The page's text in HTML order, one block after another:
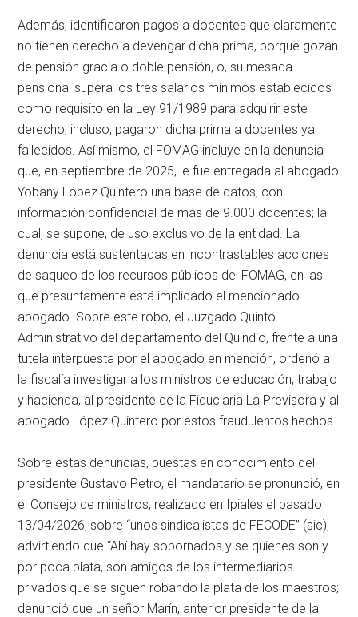
Además, identificaron pagos a docentes que claramente
no tienen derecho a devengar dicha prima, porque gozan
de pensión gracia o doble pensión, o, su mesada
pensional supera los tres salarios mínimos establecidos
como requisito en la Ley 91/1989 para adquirir este
derecho; incluso, pagaron dicha prima a docentes ya
fallecidos. Así mismo, el FOMAG incluye en la denuncia
que, en septiembre de 2025, le fue entregada al abogado
Yobany López Quintero una base de datos, con
información confidencial de más de 9.000 docentes; la
cual, se supone, de uso exclusivo de la entidad. La
denuncia está sustentadas en incontrastables acciones
de saqueo de los recursos públicos del FOMAG, en las
que presuntamente está implicado el mencionado
abogado. Sobre este robo, el Juzgado Quinto
Administrativo del departamento del Quindío, frente a una
tutela interpuesta por el abogado en mención, ordenó a
la fiscalía investigar a los ministros de educación, trabajo
y hacienda, al presidente de la Fiduciaria La Previsora y al
abogado López Quintero por estos fraudulentos hechos.
Sobre estas denuncias, puestas en conocimiento del
presidente Gustavo Petro, el mandatario se pronunció, en
el Consejo de ministros, realizado en Ipiales el pasado
13/04/2026, sobre “unos sindicalistas de FECODE” (sic),
advirtiendo que “Ahí hay sobornados y se quienes son y
por poca plata, son amigos de los intermediarios
privados que se siguen robando la plata de los maestros;
denunció que un señor Marín, anterior presidente de la